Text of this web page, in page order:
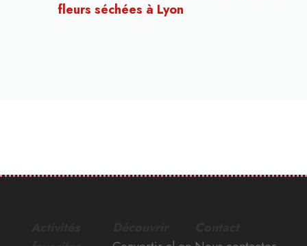
fleurs séchées à Lyon